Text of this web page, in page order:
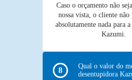
Caso o orçamento não
nossa vista, o cliente não
absolutamente nada para
Kazumi.
Qual o valor do
desentupidora